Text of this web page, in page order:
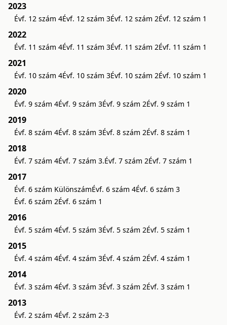
2023
Évf. 12 szám 4Évf. 12 szám 3Évf. 12 szám 2Évf. 12 szám 1
2022
Évf. 11 szám 4Évf. 11 szám 3Évf. 11 szám 2Évf. 11 szám 1
2021
Évf. 10 szám 4Évf. 10 szám 3Évf. 10 szám 2Évf. 10 szám 1
2020
Évf. 9 szám 4Évf. 9 szám 3Évf. 9 szám 2Évf. 9 szám 1
2019
Évf. 8 szám 4Évf. 8 szám 3Évf. 8 szám 2Évf. 8 szám 1
2018
Évf. 7 szám 4Évf. 7 szám 3.Évf. 7 szám 2Évf. 7 szám 1
2017
Évf. 6 szám KülönszámÉvf. 6 szám 4Évf. 6 szám 3
Évf. 6 szám 2Évf. 6 szám 1
2016
Évf. 5 szám 4Évf. 5 szám 3Évf. 5 szám 2Évf. 5 szám 1
2015
Évf. 4 szám 4Évf. 4 szám 3Évf. 4 szám 2Évf. 4 szám 1
2014
Évf. 3 szám 4Évf. 3 szám 3Évf. 3 szám 2Évf. 3 szám 1
2013
Évf. 2 szám 4Évf. 2 szám 2-3